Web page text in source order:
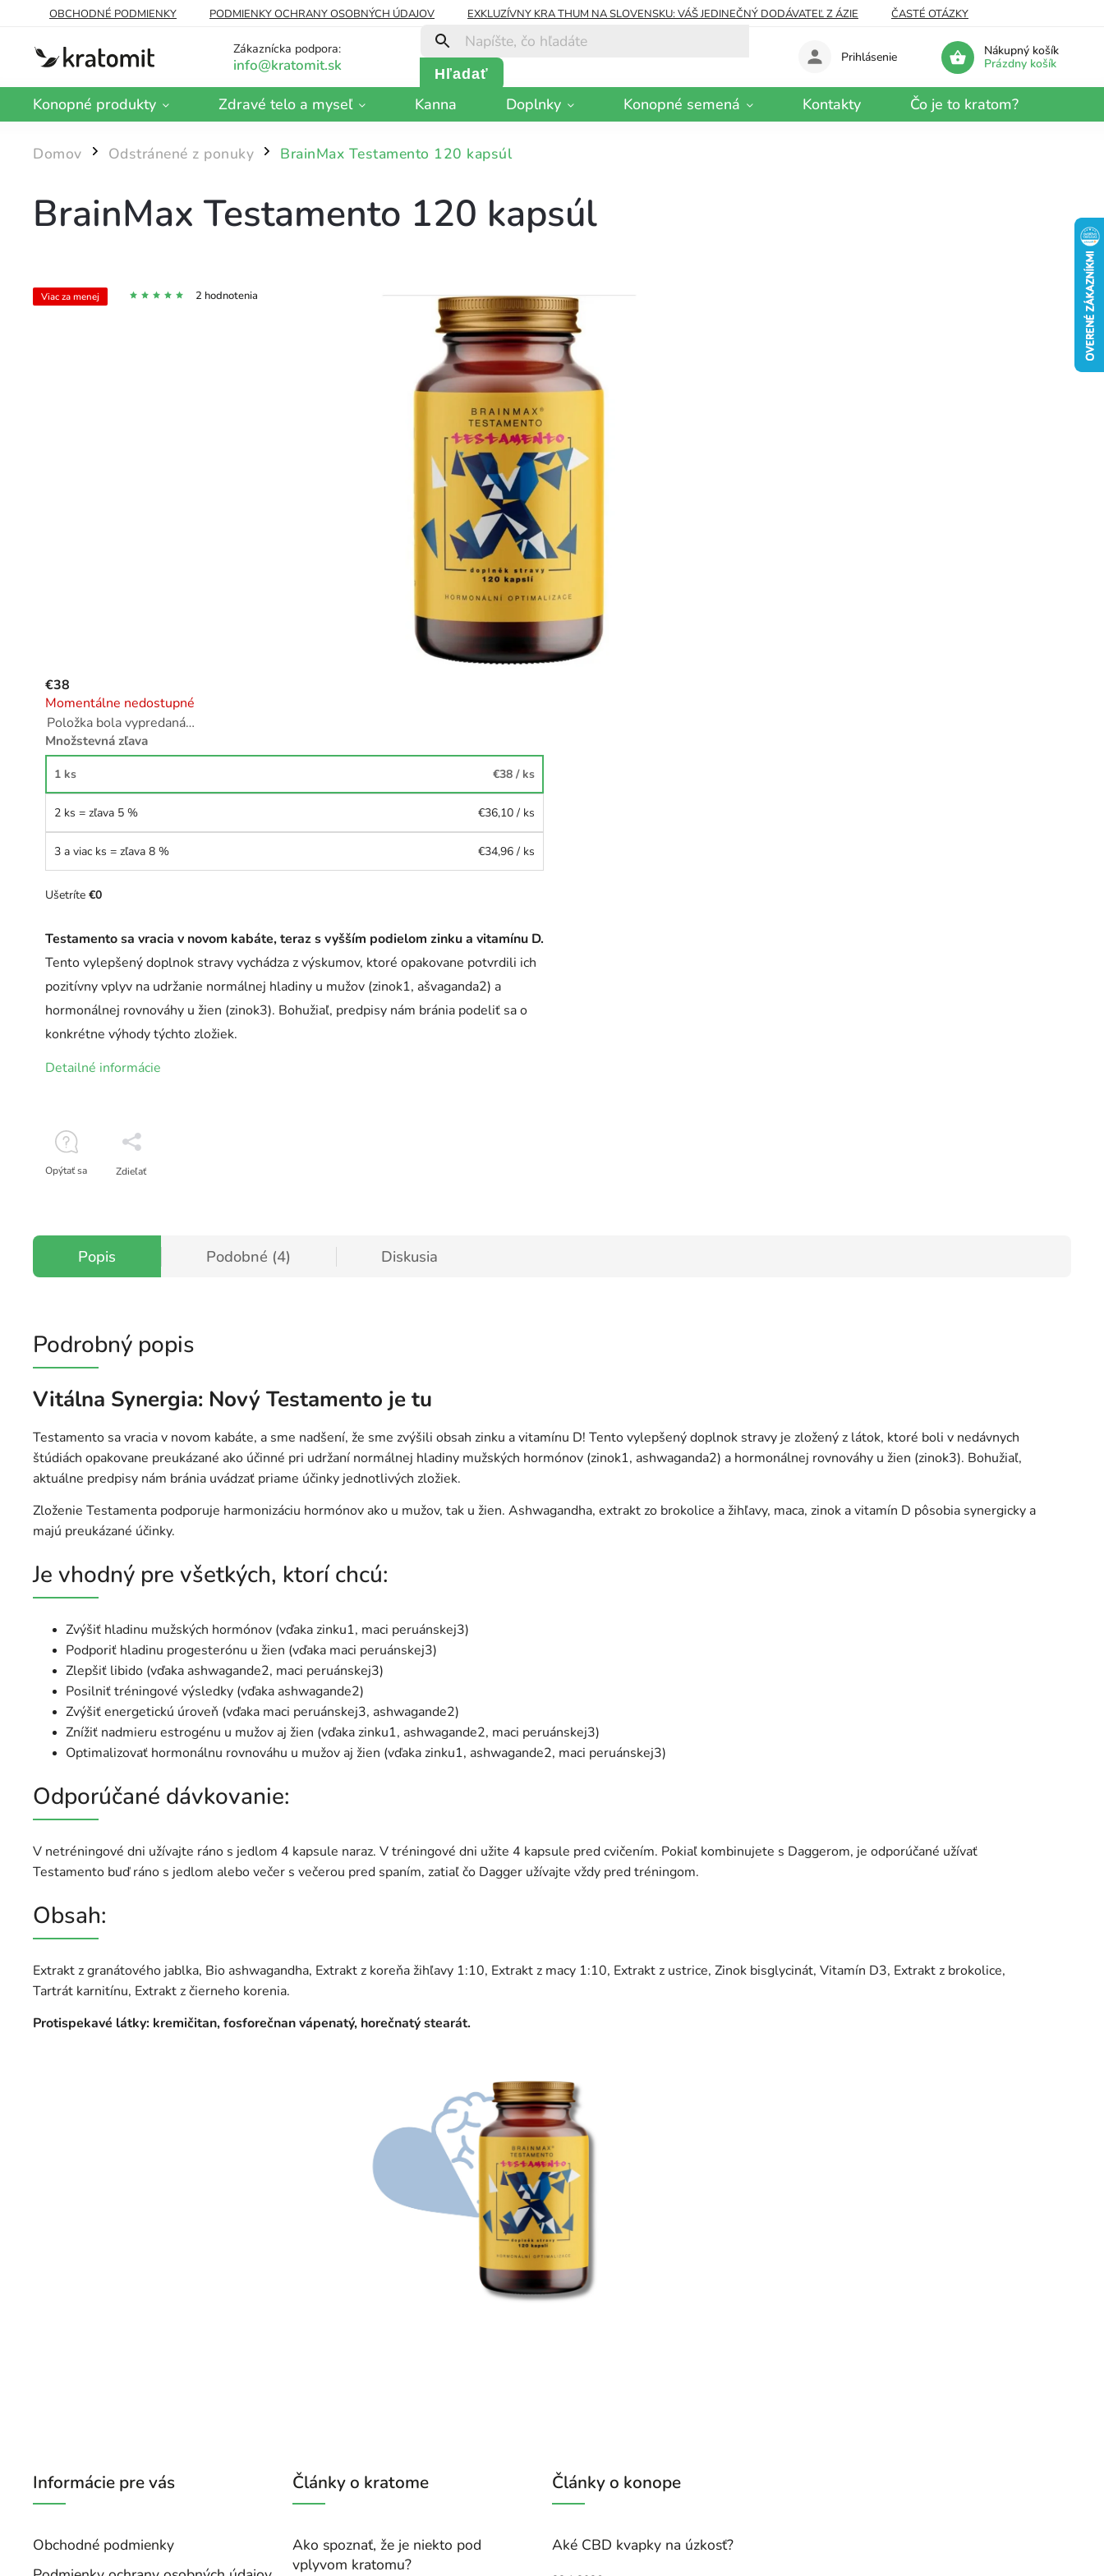
OBCHODNÉ PODMIENKY PODMIENKY OCHRANY OSOBNÝCH ÚDAJOV EXKLUZÍVNY KRA THUM NA SLOVENSKU: VÁŠ JEDINEČNÝ DODÁVATEĽ Z ÁZIE
ČASTÉ OTÁZKY
Zákaznícka podpora:
Hľadať
Nákupný košík
Prázdny košík
Prihlásenie
Konopné produkty Zdravé telo a myseľ Kanna Doplnky Konopné semená Kontakty Čo je to kratom?
Domov / Odstránené z ponuky / BrainMax Testamento 120 kapsúl
BrainMax Testamento 120 kapsúl
Viac za menej 2 hodnotenia
€38
Momentálne nedostupné
Položka bola vypredaná…
Množstevná zľava
1 ks €38 / ks
2 ks = zľava 5 % €36,10 / ks
3 a viac ks = zľava 8 % €34,96 / ks
Ušetríte €0
Testamento sa vracia v novom kabáte, teraz s vyšším podielom zinku a vitamínu D.
Tento vylepšený doplnok stravy vychádza z výskumov, ktoré opakovane potvrdili ich
pozitívny vplyv na udržanie normálnej hladiny u mužov (zinok1, ašvaganda2) a
hormonálnej rovnováhy u žien (zinok3). Bohužiaľ, predpisy nám bránia podeliť sa o
konkrétne výhody týchto zložiek.
Detailné informácie
Opýtať sa Zdieľať
Popis Podobné (4) Diskusia
Podrobný popis
Vitálna Synergia: Nový Testamento je tu
Testamento sa vracia v novom kabáte, a sme nadšení, že sme zvýšili obsah zinku a vitamínu D! Tento vylepšený doplnok stravy je zložený z látok, ktoré boli v nedávnych
štúdiách opakovane preukázané ako účinné pri udržaní normálnej hladiny mužských hormónov (zinok1, ashwaganda2) a hormonálnej rovnováhy u žien (zinok3). Bohužiaľ,
aktuálne predpisy nám bránia uvádzať priame účinky jednotlivých zložiek.
Zloženie Testamenta podporuje harmonizáciu hormónov ako u mužov, tak u žien. Ashwagandha, extrakt zo brokolice a žihľavy, maca, zinok a vitamín D pôsobia synergicky a
majú preukázané účinky.
Je vhodný pre všetkých, ktorí chcú:
Zvýšiť hladinu mužských hormónov (vďaka zinku1, maci peruánskej3)
Podporiť hladinu progesterónu u žien (vďaka maci peruánskej3)
Zlepšiť libido (vďaka ashwagande2, maci peruánskej3)
Posilniť tréningové výsledky (vďaka ashwagande2)
Zvýšiť energetickú úroveň (vďaka maci peruánskej3, ashwagande2)
Znížiť nadmieru estrogénu u mužov aj žien (vďaka zinku1, ashwagande2, maci peruánskej3)
Optimalizovať hormonálnu rovnováhu u mužov aj žien (vďaka zinku1, ashwagande2, maci peruánskej3)
Odporúčané dávkovanie:
V netréningové dni užívajte ráno s jedlom 4 kapsule naraz. V tréningové dni užite 4 kapsule pred cvičením. Pokiaľ kombinujete s Daggerom, je odporúčané užívať
Testamento buď ráno s jedlom alebo večer s večerou pred spaním, zatiaľ čo Dagger užívajte vždy pred tréningom.
Obsah:
Extrakt z granátového jablka, Bio ashwagandha, Extrakt z koreňa žihľavy 1:10, Extrakt z macy 1:10, Extrakt z ustrice, Zinok bisglycinát, Vitamín D3, Extrakt z brokolice,
Tartrát karnitínu, Extrakt z čierneho korenia.
Protispekavé látky: kremičitan, fosforečnan vápenatý, horečnatý stearát.
Informácie pre vás
Obchodné podmienky
Články o kratome
Ako spoznať, že je niekto pod
vplyvom kratomu?
Články o konope
Aké CBD kvapky na úzkosť?